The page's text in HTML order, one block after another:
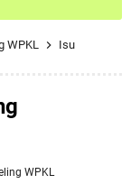
WPKL
Isu
WPKL